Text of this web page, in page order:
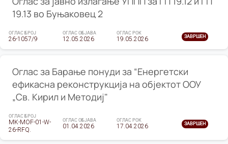
19.13 во Буњаковец 2
ОГЛАС БРОЈ
26-1057/9
ОГЛАС ОБЈАВА
12.05.2026
ОГЛАС РОК
19.05.2026 ЗАВРШЕН
Оглас за Барање понуди за “Енергетски
ефикасна реконструкција на објектот ООУ
„Св. Кирил и Методиј"
ОГЛАС БРОЈ
MK-MOF-01-W-
26-RFQ.
ОГЛАС ОБЈАВА
01.04.2026
ОГЛАС РОК
17.04.2026 ЗАВРШЕН